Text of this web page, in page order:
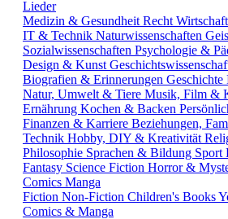
Lieder
Medizin & Gesundheit Recht
IT & Technik Naturwissenschaften
Sozialwissenschaften Psychologie &
Design & Kunst
Biografien & Erinnerungen Geschichte
Natur, Umwelt & Tiere Musik, Film &
Ernährung Kochen & Backen
Finanzen & Karriere Beziehungen,
Technik Hobby, DIY & Kreativität
Philosophie Sprachen & Bildung Sport
Fantasy Science Fiction Horror &
Comics Manga
Fiction Non-Fiction Children's Books
Comics & Manga